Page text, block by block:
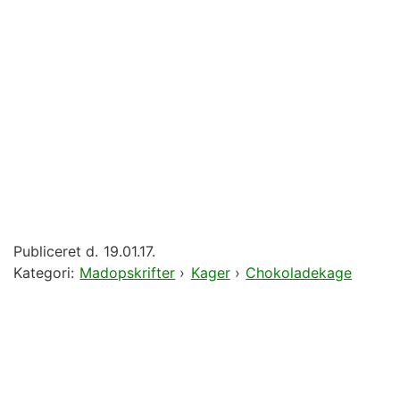
Publiceret d. 19.01.17.
Kategori: Madopskrifter › Kager› Chokoladekage